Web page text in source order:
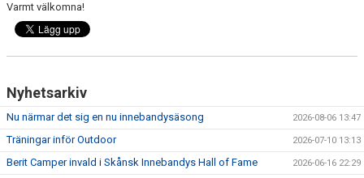
Varmt välkomna!
Nyhetsarkiv
Nu närmar det sig en nu innebandysäsong 2026-08-06 13:47
Träningar inför Outdoor 2026-07-10 13:13
Berit Camper invald i Skånsk Innebandys Hall of Fame 2026-06-16 22:29